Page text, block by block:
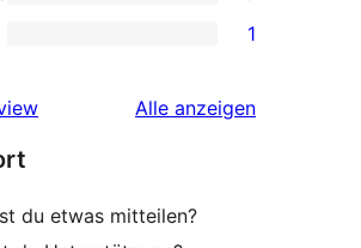
1
Alle Rezensionen
anzeigen
du etwas mitteilen?